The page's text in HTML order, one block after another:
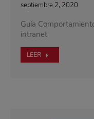
septiembre 2, 2020
Guía
intranet
LEER